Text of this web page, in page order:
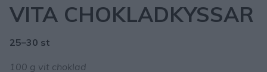
VITA CHOKLADKYSSAR
25–30 st
100 g vit choklad